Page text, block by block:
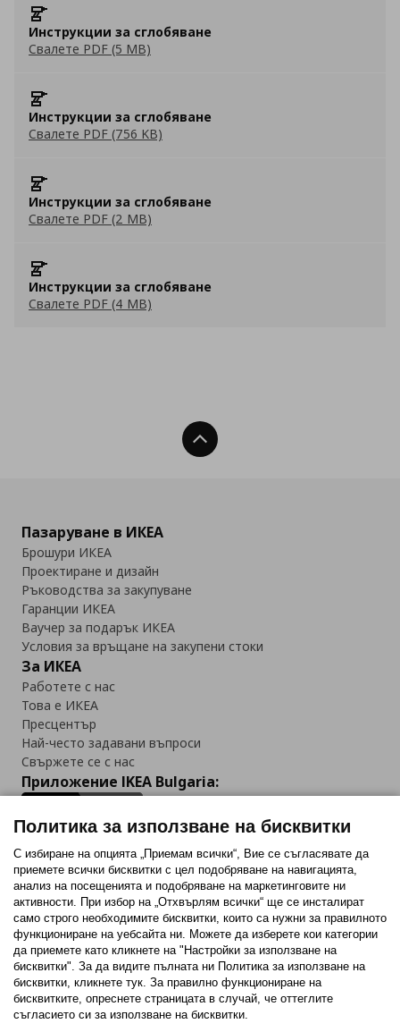
Инструкции за сглобяване
Свалете PDF (5 MB)
Инструкции за сглобяване
Свалете PDF (756 KB)
Инструкции за сглобяване
Свалете PDF (2 MB)
Инструкции за сглобяване
Свалете PDF (4 MB)
Нагоре
Пазаруване в ИКЕА
Брошури ИКЕА
Проектиране и дизайн
Ръководства за закупуване
Гаранции ИКЕА
Ваучер за подарък ИКЕА
Условия за връщане на закупени стоки
За ИКЕА
Работете с нас
Това е ИКЕА
Пресцентър
Най-често задавани въпроси
Свържете се с нас
Приложение IKEA Bulgaria:
Последвайте ни:
FacebookTwitterYoutubePinterestInstagram
Политика за използване на бисквитки (Cookies)
Политика за използване на бисквитки
С избиране на опцията „Приемам всички“, Вие се съгласявате да
приемете всички бисквитки с цел подобряване на навигацията,
анализ на посещенията и подобряване на маркетинговите ни
активности. При избор на „Отхвърлям всички“ ще се инсталират
само строго необходимитe бисквитки, които са нужни за правилното
функциониране на уебсайта ни. Можете да изберете кои категории
да приемете като кликнете на "Настройки за използване на
бисквитки". За да видите пълната ни Политика за използване на
бисквитки, кликнете тук. За правилно функциониране на
бисквитките, опреснете страницата в случай, че оттеглите
съгласието си за използване на бисквитки.